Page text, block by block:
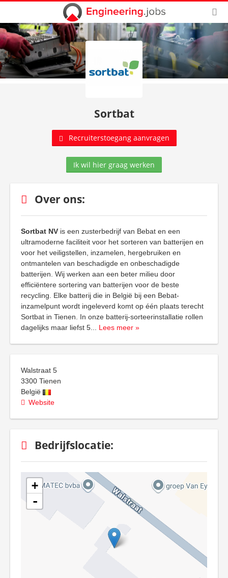
Sortbat
Recruiterstoegang aanvragen
Ik wil hier graag werken
Over ons:
Sortbat NV is een zusterbedrijf van Bebat en een
ultramoderne faciliteit voor het sorteren van batterijen en
voor het veiligstellen, inzamelen, hergebruiken en
ontmantelen van beschadigde en onbeschadigde
batterijen. Wij werken aan een beter milieu door
efficiëntere sortering van batterijen voor de beste
recycling. Elke batterij die in België bij een Bebat-
inzamelpunt wordt ingeleverd komt op één plaats terecht
Sortbat in Tienen. In onze batterij-sorteerinstallatie rollen
dagelijks maar liefst 5
Lees meer »
Walstraat 5
3300 Tienen
België
Website
Bedrijfslocatie:
+
-